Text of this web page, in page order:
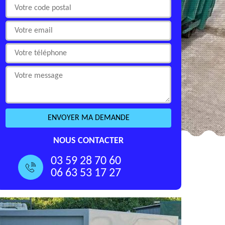
NOUS CONTACTER
03 59 28 70 60
06 63 53 17 27